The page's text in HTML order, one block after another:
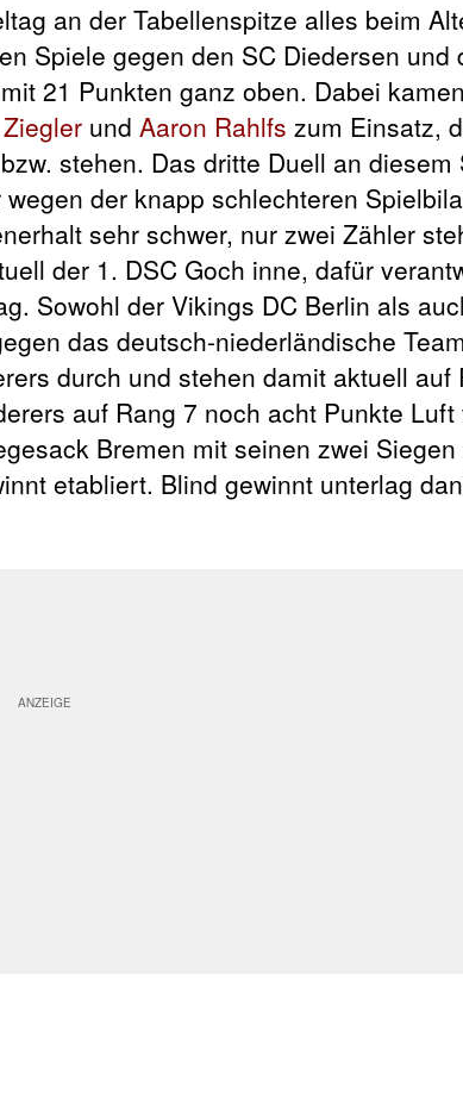
an der Tabellenspitze alles beim
Spiele gegen den SC Diedersen und
21 Punkten ganz oben. Dabei
und Aaron Rahlfs zum Einsatz,
stehen. Das dritte Duell an diesem
der knapp schlechteren
sehr schwer, nur zwei Zähler
der 1. DSC Goch inne, dafür
Sowohl der Vikings DC Berlin als
das deutsch-niederländische
durch und stehen damit aktuell auf
auf Rang 7 noch acht Punkte Luft
Bremen mit seinen zwei
etabliert. Blind gewinnt unterlag